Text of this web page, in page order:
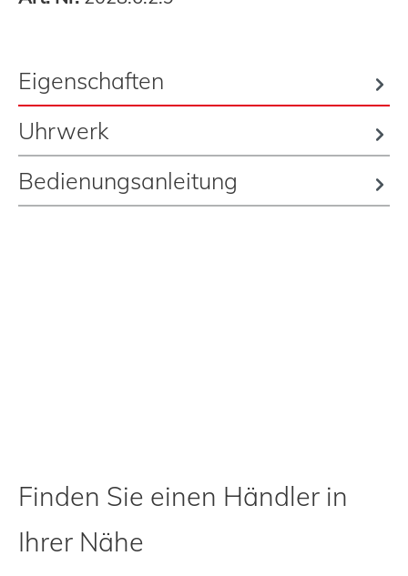
Eigenschaften
Uhrwerk
Bedienungsanleitung
Finden Sie einen Händler in
Ihrer Nähe